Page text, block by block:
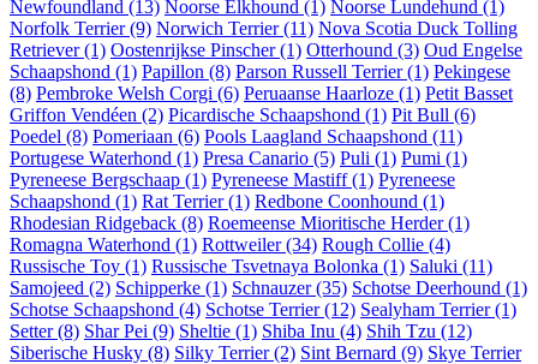
Newfoundland (13) Noorse Elkhound (1) Noorse Lundehund (1)
Norfolk Terrier(9) Norwich Terrier(11) Nova Scotia Duck Tolling
Retriever(1) Oostenrijkse Pinscher(1) Otterhound (3) Oud Engelse
Schaapshond (1) Papillon (8) Parson Russell Terrier(1) Pekingese
(8) Pembroke Welsh Corgi (6) Peruaanse Haarloze (1) Petit Basset
Griffon Vendéen (2) Picardische Schaapshond (1) Pit Bull (6)
Poedel (8) Pomeriaan (6) Pools Laagland Schaapshond (11)
Portugese Waterhond (1) Presa Canario (5) Puli (1) Pumi (1)
Pyreneese Bergschaap (1) Pyreneese Mastiff(1) Pyreneese
Schaapshond (1) Rat Terrier(1) Redbone Coonhound (1)
Rhodesian Ridgeback (8) Roemeense Mioritische Herder(1)
Romagna Waterhond (1) Rottweiler(34) Rough Collie (4)
Russische Toy (1) Russische Tsvetnaya Bolonka (1) Saluki (11)
Samojeed (2) Schipperke (1) Schnauzer(35) Schotse Deerhound (1)
Schotse Schaapshond (4) Schotse Terrier(12) Sealyham Terrier(1)
Setter(8) Shar Pei (9) Sheltie (1) Shiba Inu (4) Shih Tzu (12)
Siberische Husky (8) Silky Terrier(2) Sint Bernard (9) Skye Terrier